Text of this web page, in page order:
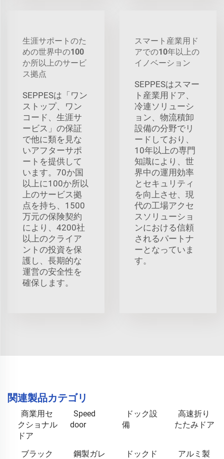
生涯サポートのた
めの世界中の100
か所以上のサービ
ス拠点
SEPPESは「ワン
ストップ、ワン
コード、生涯サ
ービス」の保証
で他に類を見な
いアフターサポ
ートを提供して
います。70か国
以上に100か所以
上のサービス拠
点を持ち、1500
万元の保険契約
により、4200社
以上のクライア
ントの投資を保
護し、長期的な
運営の安全性を
確保します。
スマート産業用ド
アでの10年以上の
イノベーション
SEPPESはスマー
ト産業用ドア、
冷連ソリューシ
ョン、物流積卸
設備の分野でリ
ードしており、
10年以上の専門
知識により、世
界中の運用効率
とセキュリティ
を向上させ、現
代の工場アクセ
スソリューショ
ンにおける信頼
されるパートナ
ーとなっていま
す。
関連製品カテゴリ
商業用セ
クショナル
ドア
Speed
door
ドック設
備
高速折り
たたみドア
ブラック
鋼製ガレ
ドックド
アルミ製